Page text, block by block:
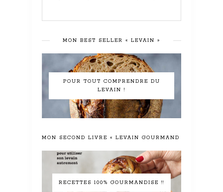
MON BEST SELLER « LEVAIN »
POUR TOUT COMPRENDRE DU
LEVAIN !
MON SECOND LIVRE « LEVAIN GOURMAND »
RECETTES 100% GOURMANDISE !!